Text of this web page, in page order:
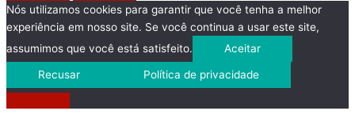
Nós utilizamos cookies para garantir que você tenha a melhor
experiência em nosso site. Se você continua a usar este site,
assumimos que você está satisfeito.
Aceitar
Recusar Política de privacidade